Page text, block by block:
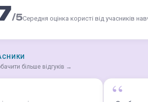
/5Середня оцінка користі від учасників
більше відгуків →